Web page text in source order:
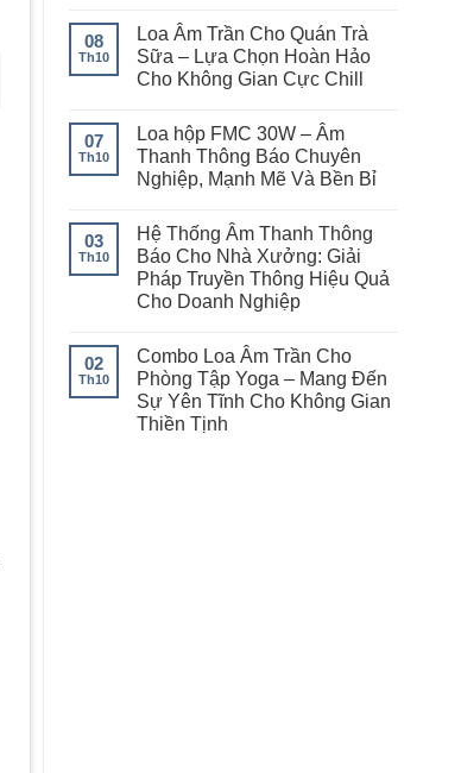
08
Th10
Loa Âm Trần Cho Quán Trà
Sữa – Lựa Chọn Hoàn Hảo
Cho Không Gian Cực Chill
07
Th10
Loa hộp FMC 30W – Âm
Thanh Thông Báo Chuyên
Nghiệp, Mạnh Mẽ Và Bền Bỉ
03
Th10
Hệ Thống Âm Thanh Thông
Báo Cho Nhà Xưởng: Giải
Pháp Truyền Thông Hiệu Quả
Cho Doanh Nghiệp
02
Th10
Combo Loa Âm Trần Cho
Phòng Tập Yoga – Mang Đến
Sự Yên Tĩnh Cho Không Gian
Thiền Tịnh